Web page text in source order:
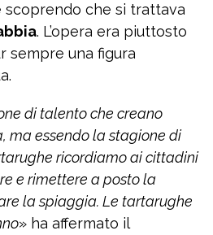
scoprendo che si trattava
. L’opera era piuttosto
sempre una figura
di talento che creano
ma essendo la stagione di
ricordiamo ai cittadini
e rimettere a posto la
la spiaggia. Le tartarughe
» ha affermato il